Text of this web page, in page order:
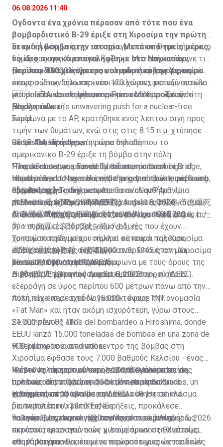
θυμάτων
06.08.2026 11:40
Ογδοντα έναχρόνια πέρασαν από τότε που ένα
βομβαρδιστικό B-29 έριξε στη Χιροσίμα την πρώτη
ατομική βόμβα στην ιστορία. Μετά από τρείς μέρες,
το ίδιο σκηνικό επαναλήφθηκε στο Ναγκασάκι,
περίπου 400 χιλιόμετρα νοτιοδυτικά της Χιροσίμα.
Σε εκδήλωση μνήμης που πραγματοποιήθηκε σήμερα, o
δήμαρχος της Χιροσίμα, Καζούμι Ματσού, επέκρινε τις
μεγάλες δυνάμεις για τις πολεμικές ενέργειες, αφού
όπως ο ίδιος δήλωσε «νέοι κύκλοι αντιποίνων που θα
μπορούσαν να οδηγήσουν σε μια νέα Χιροσίμα ή
Ναγκασάκι».
Περίπου 50.000 άνθρωποι, συμπεριλαμβανομένων
εκπροσώπων από περίπου 120 χώρες, μεταξύ αυτών
και οι ΗΠΑ και το Ιράν, επρόκειτο να παραστούν στη
μεγάλη τελετή.
🇯🇵In annual remembrance, Prime Minister Takaichi
Pledges Japan’s unwavering push for a nuclear-free
world
Sanae Takaichi, Japan's prime minister:
"The devastation caused by the atomic bombings of
Hiroshima and Nagasaki, and the indescribable suffering
endured by so many people,…
pic.twitter.com/BpCfhMA6Ba
— Global Brief (@globalbrief_now)August 6, 2026
Σύμφωνα με το AP, κρατήθηκε ενός λεπτού σιγή προς
τιμήν των θυμάτων, ενώ στις στις 8:15 π.μ. χτύπησε η
«καμπάνα ειρήνης», την ώρα δηλαδή που το
αμερικανικό B-29 έριξε τη βόμβα στην πόλη.
08:15 AM, Hiroshima.
People observe a minute of silence on the Aioi Bridge,
which is said to have been the target of the atomic bomb,
81 years ago Today.pic.twitter.com/cUqzP4p3vU
— Massimo (@Rainmaker1973)August 6, 2026
Η πρωθυπουργός Σανάε Τακαΐτσι, η οποία
παρευρέθηκε στην τελετή μνήμης για πρώτη φορά ως
πρωθυπουργός, δήλωσε ότι θα ακολουθήσει «μια
ρεαλιστική στατηγική» για την επίτευξη ενός κόσμου
όπου δεν θα χρησιμοποιούνται πια πυρηνικά όπλα.
【お知らせ】
本日（８月６日）、高市総理は、令和８年広島市原爆死
没者慰霊式並びに平和祈念式に参列し、犠牲となられた
方々の御霊に哀悼の誠を捧げました。
高市総理挨拶要旨（速報版）…
pic.twitter.com/4ylc7Z49QA
— 首相官邸 (@kantei)August 6, 2026
Από τον Αύγουστο μέχρι το τέλος του 1945, αυτές οι
δύο πυρηνικές βόμβες, οι μοναδικές που έχουν
χρησιμοποιηθεί μέχρι σήμερα σε καιρό πολέμου,
στοίχισαν τη ζωή σε 140.000 ανθρώπους στη Χιροσίμα
και σε 74.000 στο Ναγκασάκι.
Το πρώτο πράγμα που πολλοί κάτοικοι της Χιροσίμα
είδαν το πρωί της 6ης Αυγούστου 1945 ήταν μια
«έντονη πύρινη σφαίρα», σύμφωνα με τους όρους της
Διεθνούς Επιτροπής του Ερυθρού Σταυρού (ΔΕΕΣ).
Το εύρος της καταστροφής
Η βόμβα Α, με την ονομασία «Little Boy», η οποία
εξερράγη σε ύψος περίπου 600 μέτρων πάνω από την
πόλη, είχε ισχύ σχεδόν 15.000 τόνους TNT.
Αυτή που έπεσε στο Ναγκασάκι έφερε την ονομασία
«Fat Man» και ήταν ακόμη ισχυρότερη, γύρω στους
21.000 τόνους TNT.
Se cumplen 81 años del bombardeo a Hiroshima, donde
EEUU lanzó 15.000 toneladas de bombas en una zona de
900 kilómetros cuadrados.
"Israel" ha lanzado al menos 200.000 toneladas de
bombas contra Gaza en 350 kilómetros cuadrados, un
equivalente a 13 bombas atómicas de Hiroshima.
pic.twitter.com/x39mXEeNEs
— Daniel Mayakovski (@DaniMayakovski)August 5, 2026
Η θερμοκρασία στο υπόκεντρο της βόμβας στη
Χιροσίμα έφθασε τους 7.000 βαθμούς Κελσίου - ένας
κλίβανος που προκάλεσε σοβαρά εγκαύματα, για
πολλούς θανατηφόρα, σε ακτίνα περίπου 3
χιλιομέτρων.
Η έντονη λάμψη των εκρήξεων προκάλεσε επίσης
προσωρινές τυφλώσεις και μόνιμα οφθαλμικά
τραύματα, σύμφωνα με τη ΔΕΕΣ.
Η θερμική ακτινοβολία που ακολούθησε σε κλάσμα
δευτερολέπτου μετά τις εκρήξεις, προκάλεσε
πολυάριθμες πυρκαγιές που κατέστρεψαν πλήρως
εκτάσεις τετραγωνικών χιλιομέτρων στη Χιροσίμα
και το Ναγκασάκι, όπου οι περισσότερες κατασκευές
Τα εγκαύματα και οι πυρκαγιές ήταν οι αιτίες
περισσότερων από τους μισούς άμεσους θανάτους
στη Χιροσίμα.
«Θυμάμαι απανθρακωμένα πτώματα μικρών παιδιών